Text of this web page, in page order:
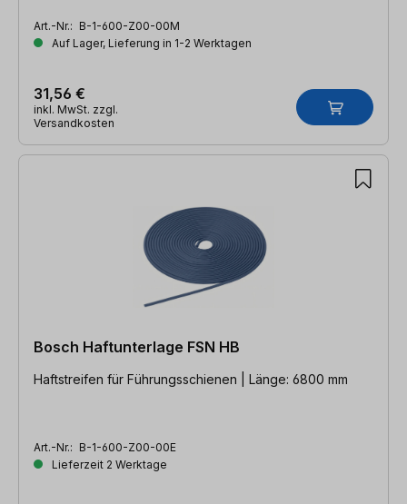
Art.-Nr.: B-1-600-Z00-00M
Auf Lager, Lieferung in 1-2 Werktagen
31,56 €
inkl. MwSt. zzgl.
Versandkosten
Bosch Haftunterlage FSN HB
Haftstreifen für Führungsschienen | Länge: 6800 mm
Art.-Nr.: B-1-600-Z00-00E
Lieferzeit 2 Werktage